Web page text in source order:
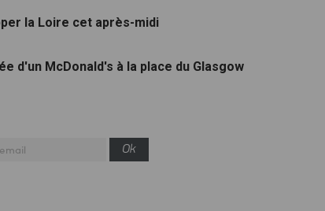
la Loire cet après-midi
d'un McDonald's à la place du Glasgow
Ok